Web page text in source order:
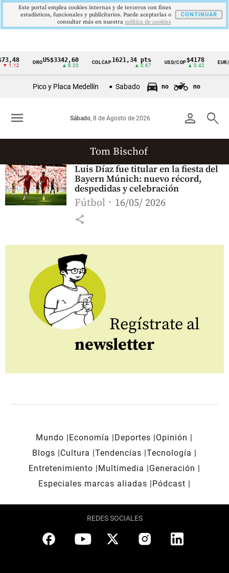
Cintillo
Colombia
▼ 1.12
OROUS$3342,60
▲ 8.20
COLCAP1621,34 pts
▲ 0.67
USD/COP$4178
▲ 0.42
EUR/
Pico y Placa Medellín Sabado no no
person search
Sábado, 8 de Agosto de 2026
menu
Tom Bischof
Luis Díaz fue titular en la fiesta del
Bayern Múnich: nuevo récord,
despedidas y celebración
Fútbol 16/05/ 2026
share
Regístrate al
newsletter
Mundo Economía Deportes
Opinión
Blogs
Cultura Tendencias Tecnología
Entretenimiento
Multimedia
Generación
Especiales marcas aliadas
Pódcast
REDES SOCIALES
Este portal emplea cookies internas y de terceros con fines
estadísticos, funcionales y publicitarios. Puede aceptarlas o
consultar más en nuestra politica de cookies
CONTINUAR